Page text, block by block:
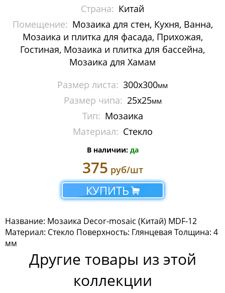
Премиум
Стиль
Фантазия
Мозаика Imagine Mosaic
Мозаика Irida
Мозаика Keramograd
Мозаика Mir Mosaic
Мозаика NSmosaic
Мозаика Orro Mosaic
Мозаика Rose Mosaic
Мозаика Sekitei
Мозаика Starmosaic
Страна: Китай
Помещение: Мозаика для стен, Кухня, Ванна,
Мозаика и плитка для фасада, Прихожая,
Гостиная, Мозаика и плитка для бассейна,
Мозаика для Хамам
Размер листа: 300x300мм
Размер чипа: 25х25мм
Тип: Мозаика
Материал: Стекло
В наличии: да
375 руб/шт
КУПИТЬ
Название: Мозаика Decor-mosaic (Китай) MDF-12
Материал: Стекло Поверхность: Глянцевая Толщина: 4
мм
Другие товары из этой
коллекции